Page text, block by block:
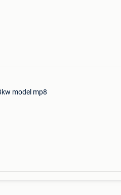
model mp8